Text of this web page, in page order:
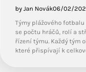
by Jan Novák06/02/
Týmy plážového
se počtu hráčů, rolí a
řízení týmu. Každý tým
které přispívají k